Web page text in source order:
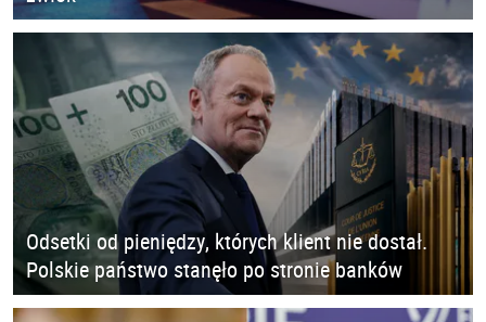
Odsetki od pieniędzy, których klient nie dostał.
Polskie państwo stanęło po stronie banków